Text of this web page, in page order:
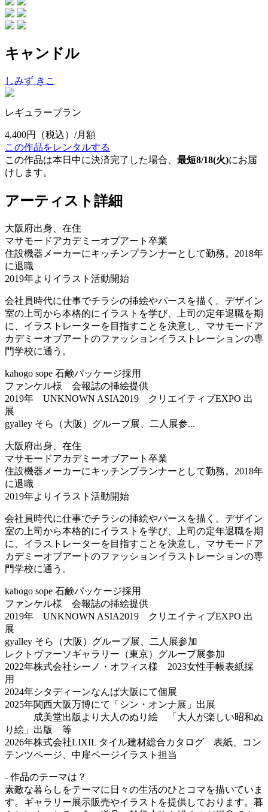
キャンドル
しみず きこ
レギュラープラン
4,400円
（税込）/月額
この作品をレンタルする
この作品は本日中に決済完了した場合、 最短8/18(火)にお届
けします。
アーティスト詳細
大阪府出身、在住
マサモードアカデミーオブアート卒業
住設機器メーカーにキッチンプランナーとして勤務。2018年
に退職
2019年よりイラスト活動開始
会社員時代に仕事でチラシの挿絵やパースを描く。デザイン
室の上司から本格的にイラストを学び、上司の定年退職を期
に、イラストレーターを目指すことを決意し、マサモードア
カデミーオブアートのファッションイラストレーションの専
門学校に通う。
kahogo sope 石鹸パッケージ採用
ファンケル様 会報誌の挿絵提供
2019年 UNKNOWN ASIA2019 クリエイティブEXPO 出
展
gyalley そら（大阪）グループ展、二人展参...
大阪府出身、在住
マサモードアカデミーオブアート卒業
住設機器メーカーにキッチンプランナーとして勤務。2018年
に退職
2019年よりイラスト活動開始
会社員時代に仕事でチラシの挿絵やパースを描く。デザイン
室の上司から本格的にイラストを学び、上司の定年退職を期
に、イラストレーターを目指すことを決意し、マサモードア
カデミーオブアートのファッションイラストレーションの専
門学校に通う。
kahogo sope 石鹸パッケージ採用
ファンケル様 会報誌の挿絵提供
2019年 UNKNOWN ASIA2019 クリエイティブEXPO 出
展
gyalley そら（大阪）グループ展、二人展参加
レクトヴァーソギャラリー（東京）グループ展参加
2022年株式会社シーノ・オフィス様 2023女性手帳表紙採
用
2024年シタディーンなんば大阪にて個展
2025年関西大阪万博にて「シン・オンナ展」出展
成美堂出版より大人のぬり絵 「大人が楽しい昭和ぬ
り絵」出版 等
2026年株式会社LIXIL タイル建材総合カタログ 表紙、コン
テンツページ、中扉ページイラスト担当
- 作品のテーマは？
素敵な暮らしをテーマに日々の生活のひとコマを描いていま
す。ギャラリー展示販売やイラストを提供しております。暮